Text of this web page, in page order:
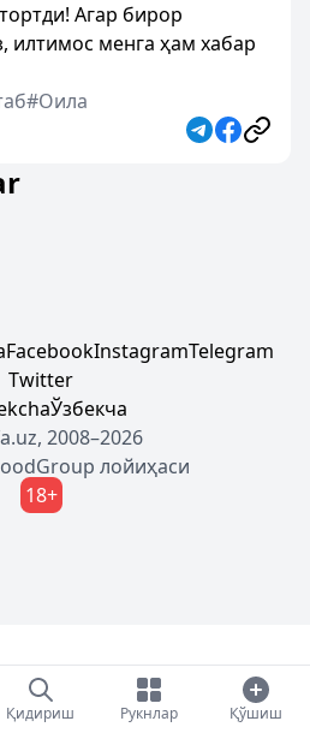
Агар бирор
илтимос менга ҳам хабар
#Оила
FacebookInstagramTelegram
Twitter
Ўзбекча
2008–2026
лойиҳаси
18+
Қидириш Рукнлар Қўшиш